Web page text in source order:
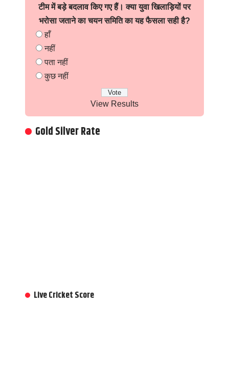
टीम में बड़े बदलाव किए गए हैं। क्या युवा खिलाड़ियों पर
भरोसा जताने का चयन समिति का यह फैसला सही है?
हाँ
नहीं
पता नहीं
कुछ नहीं
View Results
Gold Silver Rate
Live Cricket Score